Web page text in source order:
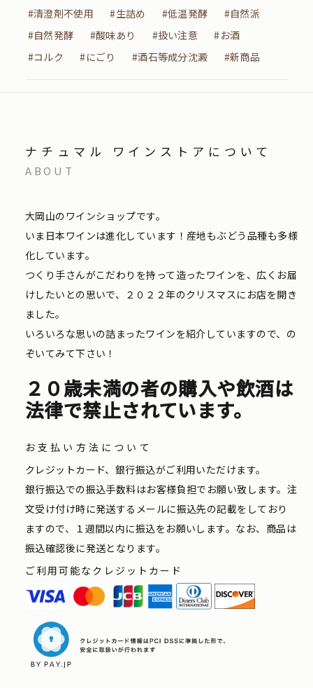
#清澄剤不使用
#生詰め #低温発酵
#自然派
#自然発酵
#酸味あり #扱い注意
#お酒
#コルク
#にごり #酒石等成分沈澱 #新商品
ナチュマル ワインストアについて
ABOUT
大岡山のワインショップです。
いま日本ワインは進化しています！産地もぶどう品種も多様
化しています。
つくり手さんがこだわりを持って造ったワインを、広くお届
けしたいとの思いで、２０２２年のクリスマスにお店を開き
ました。
いろいろな思いの詰まったワインを紹介していますので、の
ぞいてみて下さい！
２０歳未満の者の購入や飲酒は
法律で禁止されています。
お支払い方法について
クレジットカード、銀行振込がご利用いただけます。
銀行振込での振込手数料はお客様負担でお願い致します。注
文受け付け時に発送するメールに振込先の記載をしており
ますので、１週間以内に振込をお願いします。なお、商品は
振込確認後に発送となります。
ご利用可能なクレジットカード